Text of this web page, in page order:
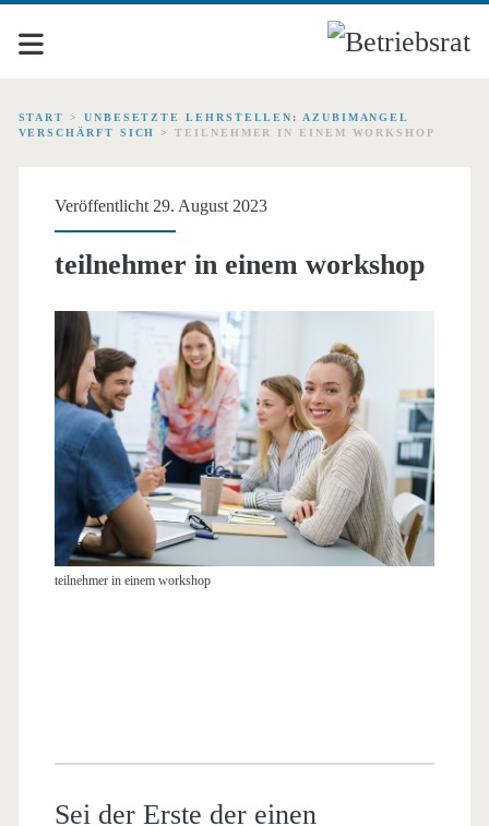
START > UNBESETZTE LEHRSTELLEN: AZUBIMANGEL
VERSCHÄRFT SICH
>TEILNEHMER IN EINEM WORKSHOP
Veröffentlicht 29. August 2023
teilnehmer in einem workshop
teilnehmer in einem workshop
Sei der Erste der einen